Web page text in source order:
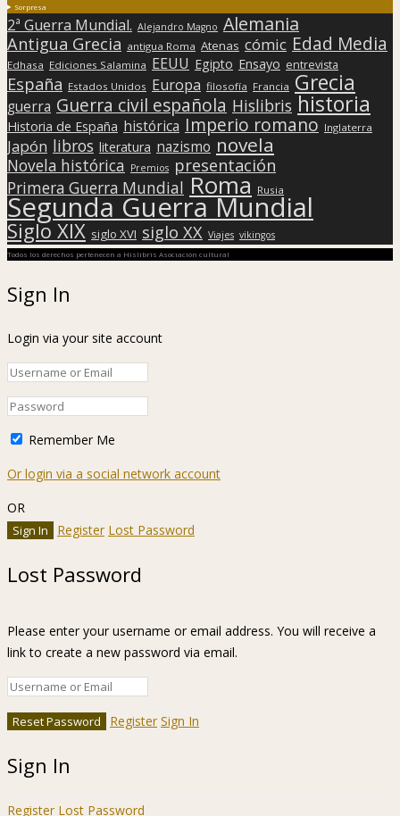
Sorpresa
2ª Guerra Mundial. Alejandro Magno Alemania
Antigua Grecia antigua Roma Atenas cómic Edad Media
Edhasa Ediciones Salamina EEUU Egipto Ensayo entrevista
España Estados Unidos Europa filosofía Francia Grecia
guerra Guerra civil española Hislibris historia
Historia de España histórica Imperio romano Inglaterra
Japón libros literatura nazismo novela
Novela histórica Premios presentación
Primera Guerra Mundial Roma Rusia
Segunda Guerra Mundial
Siglo XIX siglo XVI siglo XX Viajes vikingos
Todos los derechos pertenecen a Hislibris Asociación cultural
Sign In
Login via your site account
Remember Me
Or login via a social network account
OR
Register Lost Password
Lost Password
Please enter your username or email address. You will receive a
link to create a new password via email.
Register Sign In
Sign In
Register Lost Password